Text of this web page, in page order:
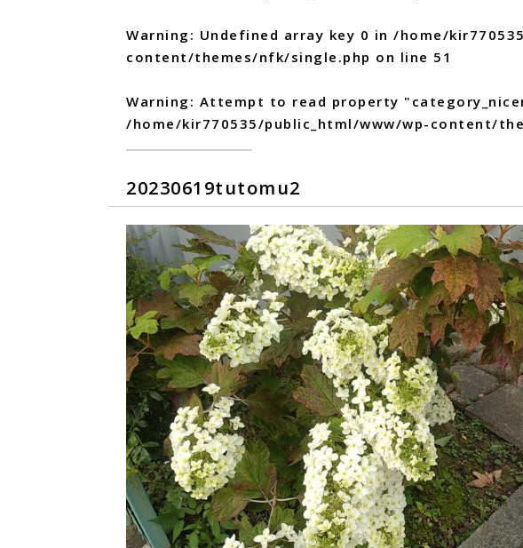
Warning : Undefined array key 0 in /home/
content/themes/nfk/single.php on line 51
Warning : Attempt to read property
/home/kir770535/public_html/www/wp-content/
20230619tutomu2